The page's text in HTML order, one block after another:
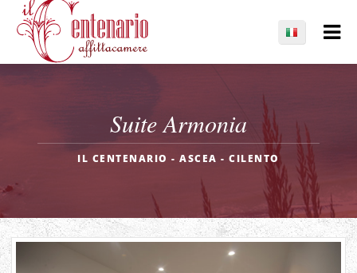
Suite Armonia
IL CENTENARIO - ASCEA - CILENTO